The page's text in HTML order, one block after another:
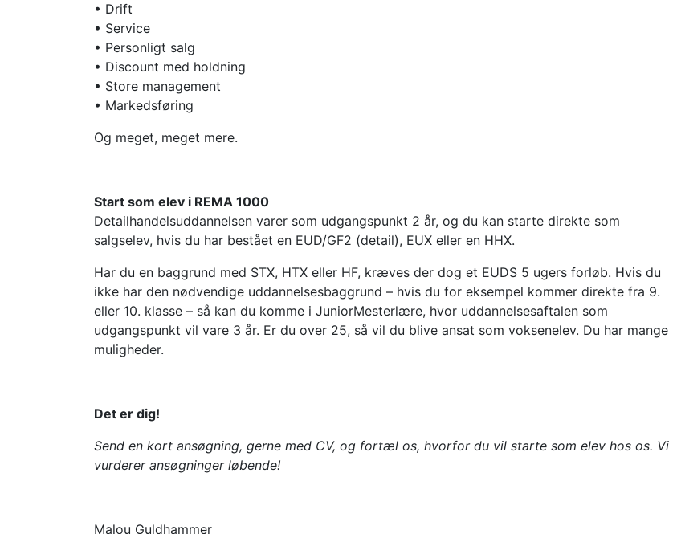
• Drift
• Service
• Personligt salg
• Discount med holdning
• Store management
• Markedsføring
Og meget, meget mere.
Start som elev i REMA 1000
Detailhandelsuddannelsen varer som udgangspunkt 2 år, og du kan starte direkte som
salgselev, hvis du har bestået en EUD/GF2 (detail), EUX eller en HHX.
Har du en baggrund med STX, HTX eller HF, kræves der dog et EUDS 5 ugers forløb. Hvis du
ikke har den nødvendige uddannelsesbaggrund – hvis du for eksempel kommer direkte fra 9.
eller 10. klasse – så kan du komme i JuniorMesterlære, hvor uddannelsesaftalen som
udgangspunkt vil vare 3 år. Er du over 25, så vil du blive ansat som voksenelev. Du har mange
muligheder.
Det er dig!
Send en kort ansøgning, gerne med CV, og fortæl os, hvorfor du vil starte som elev hos os. Vi
vurderer ansøgninger løbende!
Malou Guldhammer